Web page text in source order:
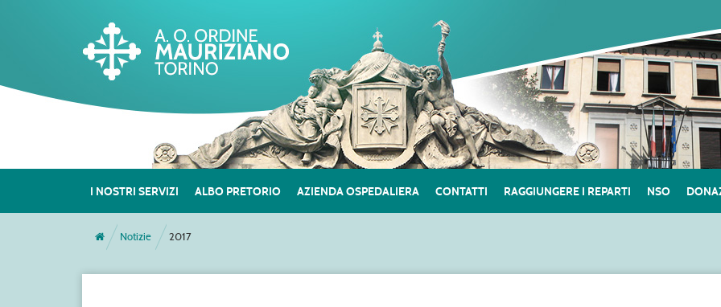
I NOSTRI SERVIZI ALBO PRETORIO AZIENDA OSPEDALIERA CONTATTI RAGGIUNGERE I REPARTI NSO
Notizie 2017